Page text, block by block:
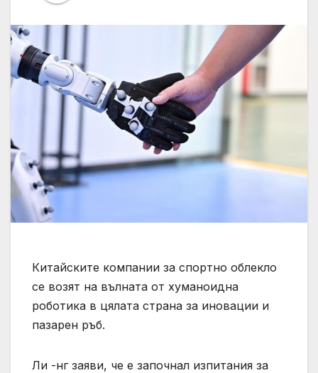
Китайските компании за спортно облекло
се возят на вълната от хуманоидна
роботика в цялата страна за иновации и
пазарен ръб.
Ли -нг заяви, че е започнал изпитания за